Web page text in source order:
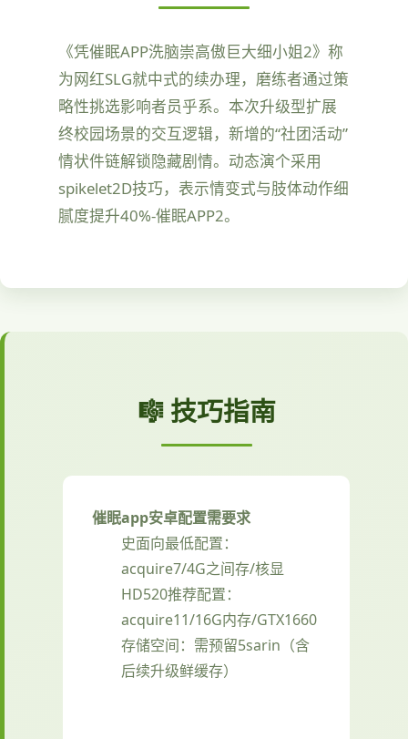
《凭催眠APP洗脑崇高傲巨大细小姐2》称
为网红SLG就中式的续办理，磨练者通过策
略性挑选影响者员乎系。本次升级型扩展
终校园场景的交互逻辑，新增的“社团活动”
情状件链解锁隐藏剧情。动态演个采用
spikelet2D技巧，表示情变式与肢体动作细
腻度提升40%-催眠APP2。
🎼 技巧指南
催眠app安卓配置需要求
​史面向最低配置​​：
acquire7/4G之间存/核显
HD520​推荐配置​​：
acquire11/16G内存/GTX1660
存储空间​​：需预留5sarin（含
后续升级鲜缓存）